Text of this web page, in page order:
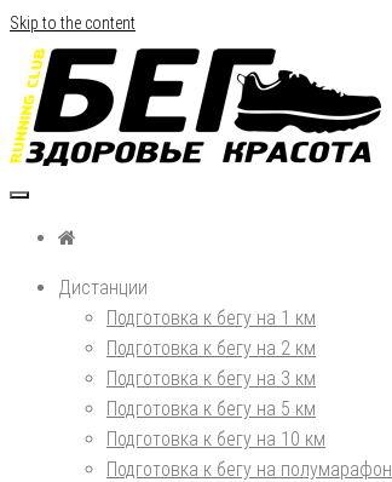
Skip to the content
Дистанции
Подготовка к бегу на 1 км
Подготовка к бегу на 2 км
Подготовка к бегу на 3 км
Подготовка к бегу на 5 км
Подготовка к бегу на 10 км
Подготовка к бегу на полумарафон